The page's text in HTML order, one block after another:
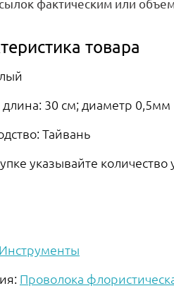
фактическим или
товара
30 см; диаметр 0,5мм
Тайвань
указывайте количество
Инструменты
Проволока